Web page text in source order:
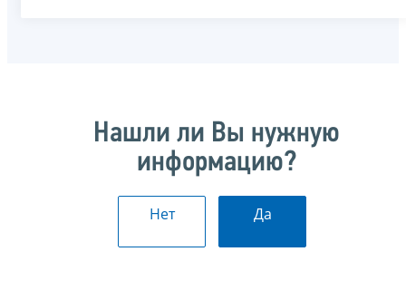
Нашли ли Вы нужную
информацию?
Нет Да